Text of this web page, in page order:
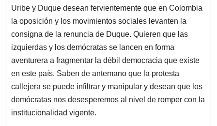
Uribe y Duque desean fervientemente que en Colombia
la oposición y los movimientos sociales levanten la
consigna de la renuncia de Duque. Quieren que las
izquierdas y los demócratas se lancen en forma
aventurera a fragmentar la débil democracia que existe
en este país. Saben de antemano que la protesta
callejera se puede infiltrar y manipular y desean que los
demócratas nos desesperemos al nivel de romper con la
institucionalidad vigente.